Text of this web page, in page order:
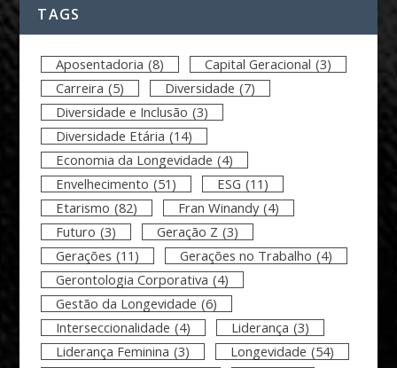
TAGS
Aposentadoria (8) Capital Geracional (3)
Carreira (5) Diversidade (7)
Diversidade e Inclusão (3)
Diversidade Etária (14)
Economia da Longevidade (4)
Envelhecimento (51) ESG (11)
Etarismo (82) Fran Winandy (4)
Futuro (3) Geração Z (3)
Gerações (11) Gerações no Trabalho (4)
Gerontologia Corporativa (4)
Gestão da Longevidade (6)
Interseccionalidade (4) Liderança (3)
Liderança Feminina (3) Longevidade (54)